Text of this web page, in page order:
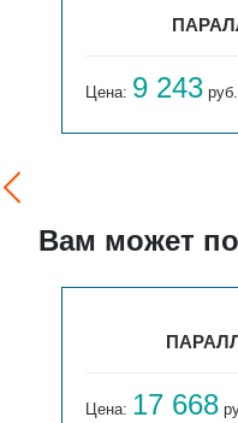
Цена: 9 243 руб.
Вам может
Цена: 17 668